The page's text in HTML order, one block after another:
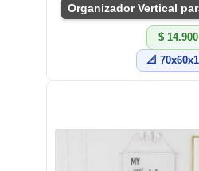
$ 14.900
📐